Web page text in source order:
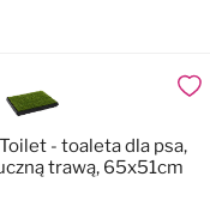
- toaleta dla psa,
trawą, 65x51cm